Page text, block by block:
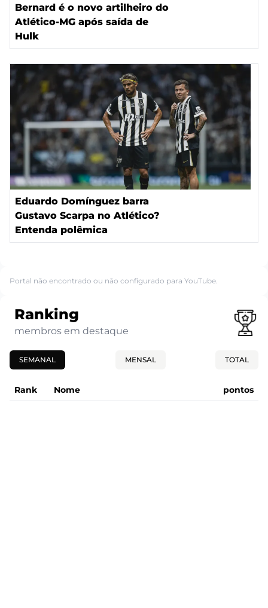
Bernard é o novo artilheiro do
Atlético-MG após saída de
Hulk
Eduardo Domínguez barra
Gustavo Scarpa no Atlético?
Entenda polêmica
Portal não encontrado ou não configurado para YouTube.
Ranking
membros em destaque
SEMANAL MENSAL TOTAL
Rank Nome pontos